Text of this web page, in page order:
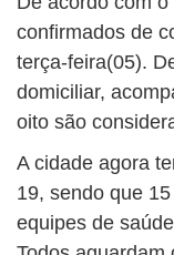
confirmados de
terça-feira(05).
domiciliar,
oito são
A cidade agora
19, sendo que
equipes de